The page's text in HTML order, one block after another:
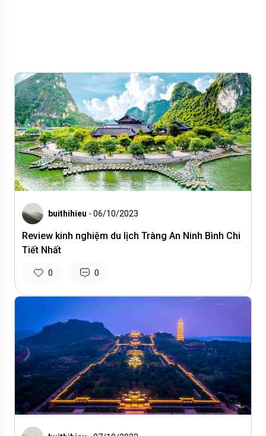
buithihieu - 06/10/2023
Review kinh nghiệm du lịch Tràng An Ninh Bình Chi
Tiết Nhất
0 0